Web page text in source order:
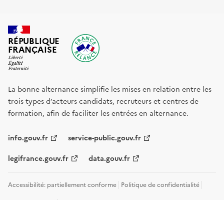
RÉPUBLIQUE
FRANÇAISE
La bonne alternance simplifie les mises en relation entre les
trois types d’acteurs candidats, recruteurs et centres de
formation, afin de faciliter les entrées en alternance.
info.gouv.fr service-public.gouv.fr
legifrance.gouv.fr data.gouv.fr
Accessibilité: partiellement conforme Politique de confidentialité